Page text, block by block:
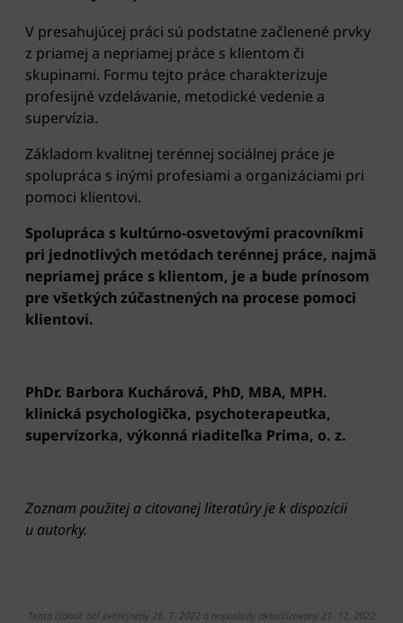
V presahujúcej práci sú podstatne začlenené prvky
z priamej a nepriamej práce s klientom či
skupinami. Formu tejto práce charakterizuje
profesijné vzdelávanie, metodické vedenie a
supervízia.
Základom kvalitnej terénnej sociálnej práce je
spolupráca s inými profesiami a organizáciami pri
pomoci klientovi.
Spolupráca s kultúrno-osvetovými pracovníkmi
pri jednotlivých metódach terénnej práce, najmä
nepriamej práce s klientom, je a bude prínosom
pre všetkých zúčastnených na procese pomoci
klientovi.
PhDr. Barbora Kuchárová, PhD, MBA, MPH.
klinická psychologička, psychoterapeutka,
supervízorka, výkonná riaditeľka Prima, o. z.
Zoznam použitej a citovanej literatúry je k dispozícii
u autorky.
Tento článok bol zverejnený 28. 7. 2022 a naposledy aktualizovaný 21. 12. 2022.